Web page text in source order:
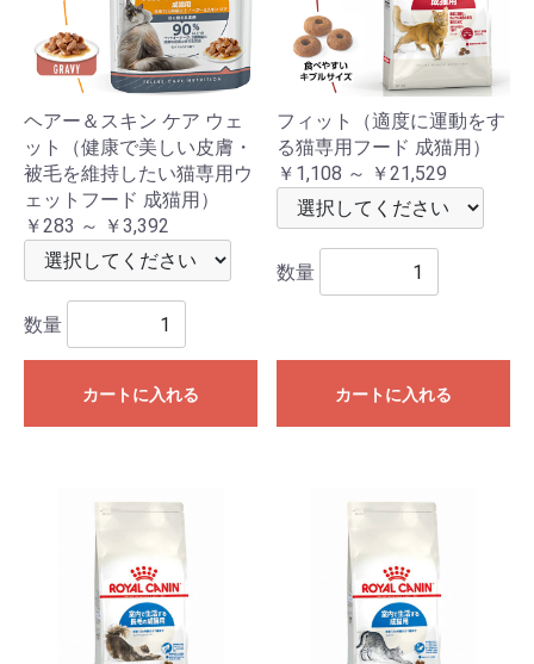
ヘアー＆スキン ケア ウェ
ット（健康で美しい皮膚・
被毛を維持したい猫専用ウ
ェットフード 成猫用）
￥283 ～ ￥3,392
数量
カートに入れる
フィット（適度に運動をす
る猫専用フード 成猫用）
￥1,108 ～ ￥21,529
数量
カートに入れる